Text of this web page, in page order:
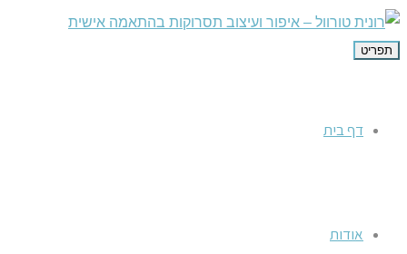
תפריט
דף בית
אודות